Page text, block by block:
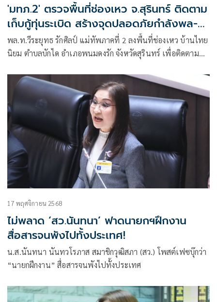
'มทภ.2' ตรวจพื้นที่ช่องเหว จ.สุรินทร์ ติดตาม
เก็บกู้ทุ่นระเบิด สร้างจุดปลอดภัยกำลังพล-
ปชช.
พล.ท.วีระยุทธ รักศิลป์ แม่ทัพภาคที่ 2 ลงพื้นที่ช่องเหว บ้านไทย
นิยม ตำบลบักได อำเภอพนมดงรัก จังหวัดสุรินทร์ เพื่อติดตาม
17 พฤศจิกายน 2568
ไม่พลาด ‘สว.นันทนา’ ฟาดนายกฯฝึกงาน
สื่อสารจนพังไปทั้งประเทศ!
น.ส.นันทนา นันทวโรภาส สมาชิกวุฒิสภา (สว.) โพสต์เฟซบุ๊กว่า
“นายกฝึกงาน” สื่อสารจนพังไปทั้งประเทศ